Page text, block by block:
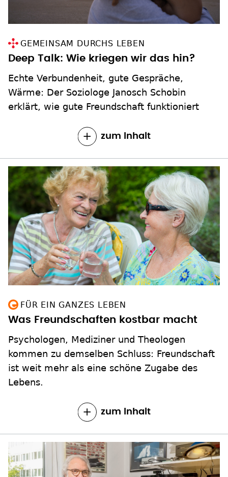
GEMEINSAM DURCHS LEBEN
Deep Talk: Wie kriegen wir das hin?
Echte Verbundenheit, gute Gespräche,
Wärme: Der Soziologe Janosch Schobin
erklärt, wie gute Freundschaft funktioniert
zum Inhalt
FÜR EIN GANZES LEBEN
Was Freundschaften kostbar macht
Psychologen, Mediziner und Theologen
kommen zu demselben Schluss: Freundschaft
ist weit mehr als eine schöne Zugabe des
Lebens.
zum Inhalt